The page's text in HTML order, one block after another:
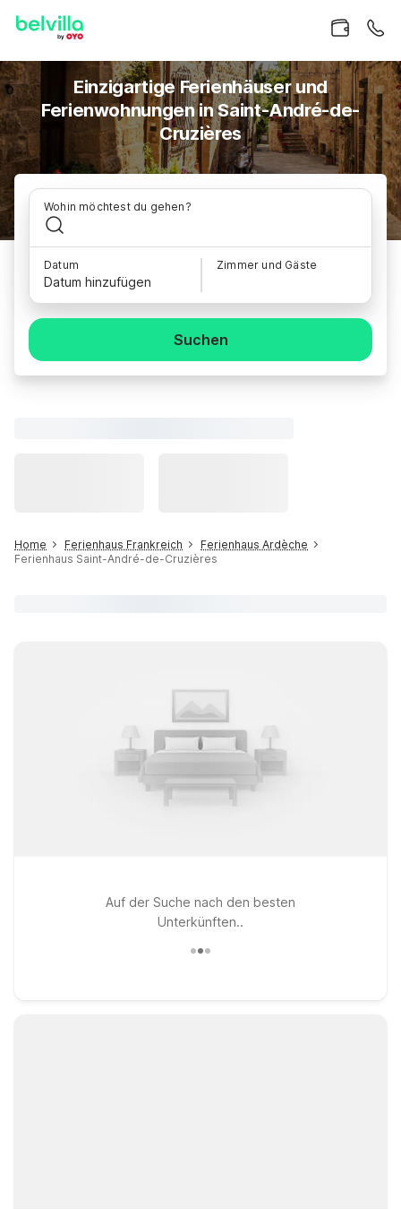
Einzigartige Ferienhäuser und
Ferienwohnungen in Saint-André-de-
Cruzières
Wohin möchtest du gehen?
Datum
Datum hinzufügen
Zimmer und Gäste
Suchen
Home Ferienhaus Frankreich
Ferienhaus Ardèche
Ferienhaus Saint-André-de-Cruzières
Auf der Suche nach den besten
Unterkünften..